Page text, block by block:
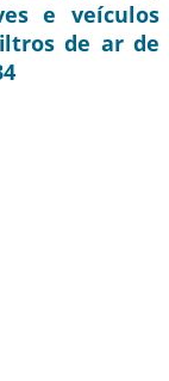
e veículos
de ar de